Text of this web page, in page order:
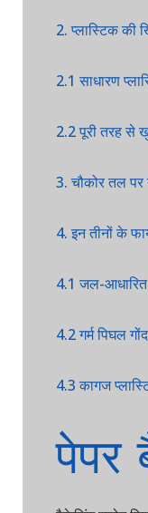
2. प्लास्टिक की
2.1 साधारण
2.2 पूरी तरह से
3. चौकोर तल पर गोंद
4. इन तीनों के
4.1 जल-आधारित गोंद
4.2 गर्म पिघल गोंद
4.3 कागज प्लास्टिक
पेपर